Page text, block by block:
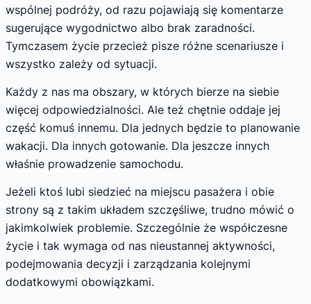
wspólnej podróży, od razu pojawiają się komentarze
sugerujące wygodnictwo albo brak zaradności.
Tymczasem życie przecież pisze różne scenariusze i
wszystko zależy od sytuacji.
Każdy z nas ma obszary, w których bierze na siebie
więcej odpowiedzialności. Ale też chętnie oddaje jej
część komuś innemu. Dla jednych będzie to planowanie
wakacji. Dla innych gotowanie. Dla jeszcze innych
właśnie prowadzenie samochodu.
Jeżeli ktoś lubi siedzieć na miejscu pasażera i obie
strony są z takim układem szczęśliwe, trudno mówić o
jakimkolwiek problemie. Szczególnie że współczesne
życie i tak wymaga od nas nieustannej aktywności,
podejmowania decyzji i zarządzania kolejnymi
dodatkowymi obowiązkami.